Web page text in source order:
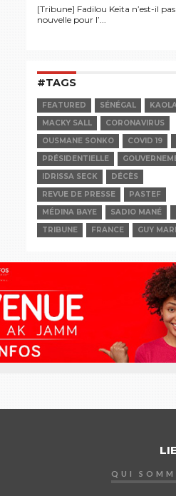
[Tribune] Fadilou Keïta n’est-il
nouvelle pour l’...
#TAGS
FEATURED SÉNÉGAL
MACKY SALL
CORONAVIRUS
OUSMANE SONKO
COVID 19
PRÉSIDENTIELLE
IDRISSA SECK
DÉCÈS
REVUE DE PRESSE
PASTEF
MÉDINA BAYE
SADIO MANÉ
TRIBUNE
FRANCE GUY
QUI